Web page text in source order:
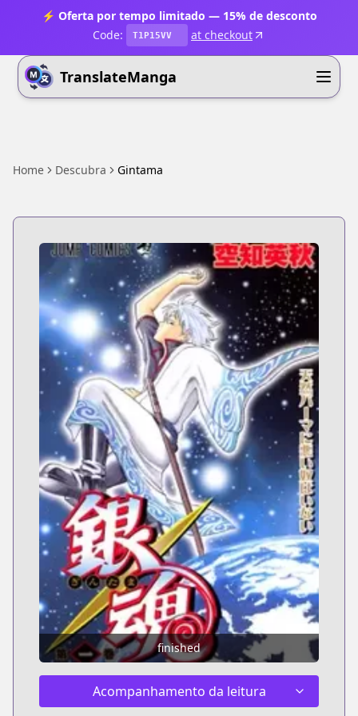
⚡ Oferta por tempo limitado — 15% de desconto
Code:
T1P15VV at checkout
TranslateManga
Home Descubra Gintama
finished
Acompanhamento da leitura